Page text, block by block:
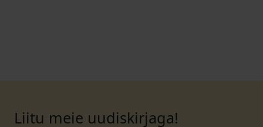
Liitu meie uudiskirjaga!